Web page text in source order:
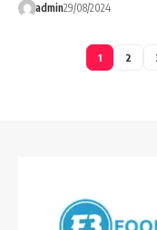
admin29/08/2024
1 2